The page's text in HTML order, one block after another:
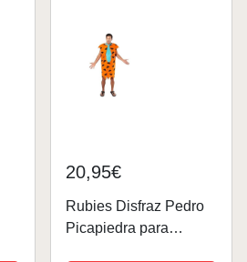
20,95€
Rubies Disfraz Pedro
Picapiedra para